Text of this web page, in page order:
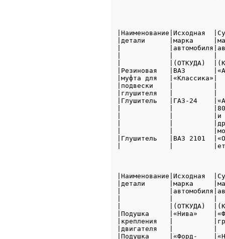
|Наименование|Исходная
|детали      |марка
|
|            |(ОТКУДА)
|Резиновая   |ВАЗ
|муфта для
|подвески    |
|глушителя   |
|Глушитель   |ГАЗ-24
|            |          |80-
|            |          |и
|            |
|            |
|Глушитель   |ВАЗ 2101
|            |
|Наименование|Исходная
|детали      |марка
|
|            |(ОТКУДА)
|Подушка     |«Нива»
|крепления   |
|двигателя   |
|Подушка     |«Форд-